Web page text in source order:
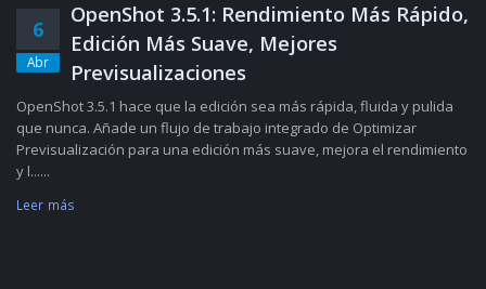
6
Abr
OpenShot 3.5.1: Rendimiento Más Rápido,
Edición Más Suave, Mejores
Previsualizaciones
OpenShot 3.5.1 hace que la edición sea más rápida, fluida y pulida
que nunca. Añade un flujo de trabajo integrado de Optimizar
Previsualización para una edición más suave, mejora el rendimiento
y l......
Leer más